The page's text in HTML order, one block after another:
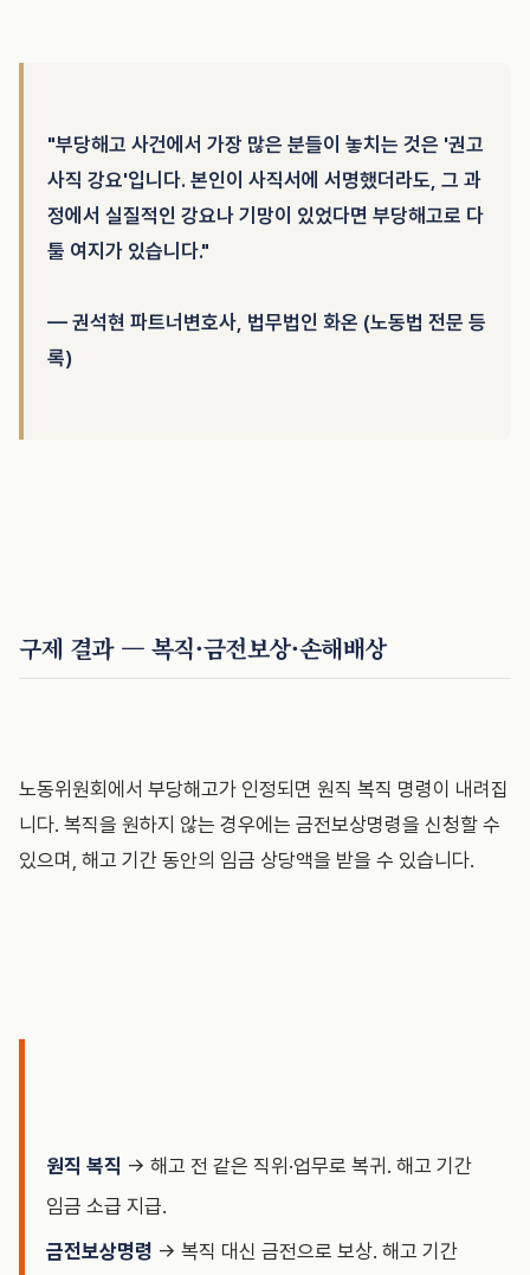
"부당해고 사건에서 가장 많은 분들이 놓치는 것은 '권고
사직 강요'입니다. 본인이 사직서에 서명했더라도, 그 과
정에서 실질적인 강요나 기망이 있었다면 부당해고로 다
툴 여지가 있습니다."
— 권석현 파트너변호사, 법무법인 화온 (노동법 전문 등
록)
구제 결과 — 복직·금전보상·손해배상
노동위원회에서 부당해고가 인정되면 원직 복직 명령이 내려집
니다. 복직을 원하지 않는 경우에는 금전보상명령을 신청할 수
있으며, 해고 기간 동안의 임금 상당액을 받을 수 있습니다.
원직 복직 → 해고 전 같은 직위·업무로 복귀. 해고 기간
임금 소급 지급.
금전보상명령 → 복직 대신 금전으로 보상. 해고 기간